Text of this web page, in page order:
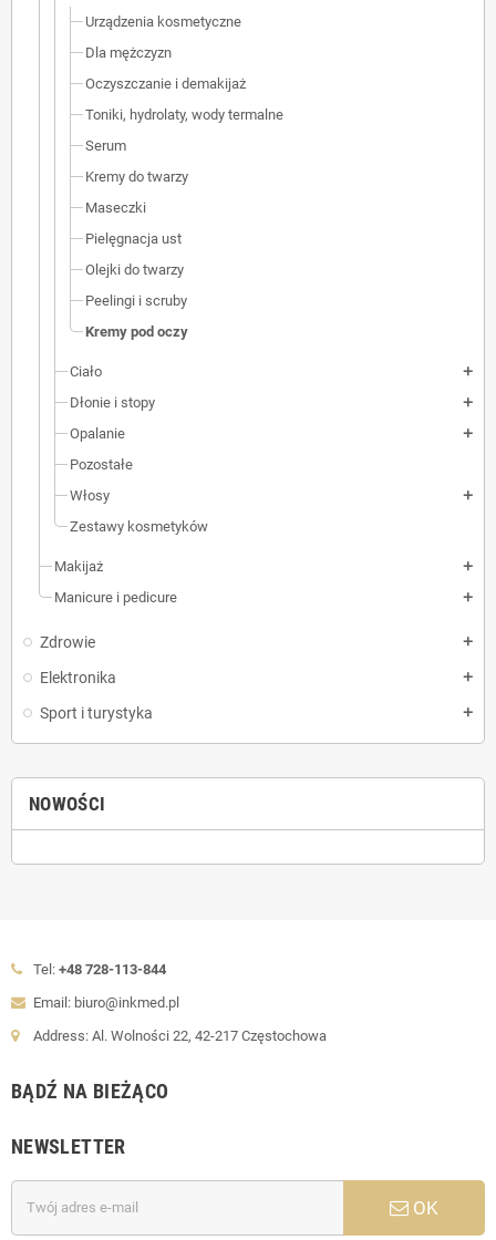
Urządzenia kosmetyczne
Dla mężczyzn
Oczyszczanie i demakijaż
Toniki, hydrolaty, wody termalne
Serum
Kremy do twarzy
Maseczki
Pielęgnacja ust
Olejki do twarzy
Peelingi i scruby
Kremy pod oczy
Ciało add
Dłonie i stopy add
Opalanie add
Pozostałe
Włosy
add
Zestawy kosmetyków
Makijaż add
Manicure i pedicure add
Zdrowie add
Elektronika add
Sport i turystyka add
NOWOŚCI
Tel: +48 728-113-844
Email: biuro@inkmed.pl
Address: Al. Wolności 22, 42-217 Częstochowa
BĄDŹ NA BIEŻĄCO
NEWSLETTER
OK